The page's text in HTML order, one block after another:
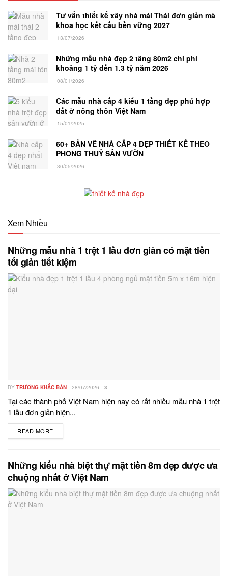
Tư vấn thiết kế xây nhà mái Thái đơn giản mà
khoa học kết cấu bền vững 2027
13/07/2026
Những mẫu nhà đẹp 2 tầng 80m2 chi phí
khoảng 1 tỷ đến 1.3 tỷ năm 2026
08/01/2026
Các mẫu nhà cấp 4 kiểu 1 tầng đẹp phú hợp
đất ở nông thôn Việt Nam
15/01/2025
60+ BẢN VẼ NHÀ CẤP 4 ĐẸP THIẾT KẾ THEO
PHONG THUỶ SÂN VƯỜN
30/05/2026
Xem Nhiều
Những mẫu nhà 1 trệt 1 lầu đơn giản có mặt tiền
tối giản tiết kiệm
BY TRƯƠNG KHẮC BẢN 28/07/2026 3
Tại các thành phố Việt Nam hiện nay có rất nhiều mẫu nhà 1 trệt
1 lầu đơn giản hiện...
READ MORE
Những kiểu nhà biệt thự mặt tiền 8m đẹp được ưa
chuộng nhất ở Việt Nam